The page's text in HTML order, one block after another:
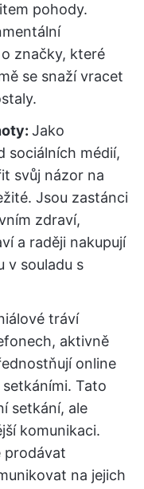
pohody.
značky, které
se snaží vracet
Jako
sociálních médií,
svůj názor na
Jsou zastánci
zdraví,
a raději nakupují
v souladu s
tráví
aktivně
online
Tato
setkání, ale
komunikaci.
prodávat
na jejich